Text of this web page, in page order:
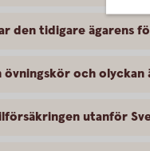
den tidigare ägarens
övningskör och
utanför